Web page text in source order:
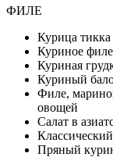
ФИЛЕ
Курица тикка
Куриное
Куриная
Куриный
Филе,
овощей
Салат в
Пряный